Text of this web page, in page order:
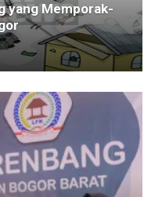
yang Memporak-